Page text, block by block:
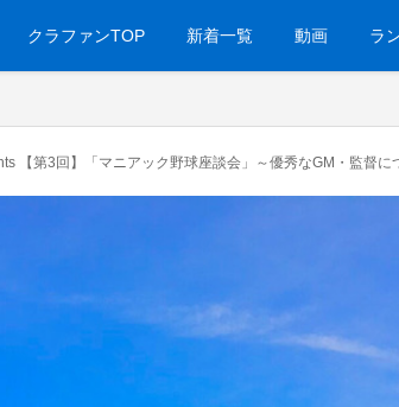
クラファンTOP 新着一覧 動画 ラ
【第3回】「マニアック野球座談会」～優秀なGM・監督に